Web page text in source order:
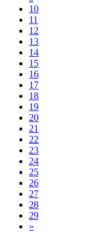
10
11
12
13
14
15
16
17
18
19
20
21
22
23
24
25
26
27
28
29
»